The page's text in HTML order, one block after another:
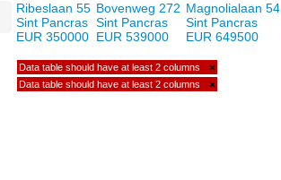
Ribeslaan 55
Sint Pancras
EUR 350000
Bovenweg 272
Sint Pancras
EUR 539000
Magnolialaan 54
Sint Pancras
EUR 649500
Data table should have at least 2 columns ×
Data table should have at least 2 columns ×